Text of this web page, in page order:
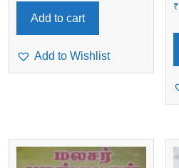
Add to cart
Add to Wishlist
₹